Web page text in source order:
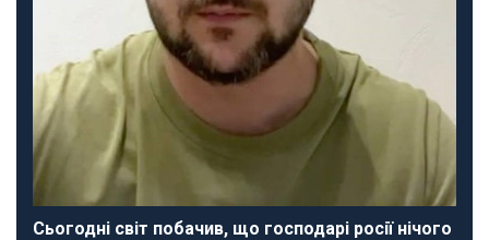
Сьогодні світ побачив, що господарі росії нічого